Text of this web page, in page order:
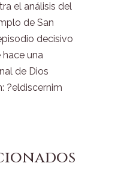
el análisis del
de San
decisivo
hace una
de Dios
?eldiscernim